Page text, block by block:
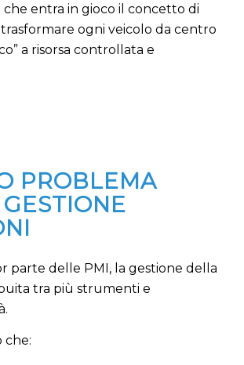
entra in gioco il concetto di
trasformare ogni veicolo da centro
a risorsa controllata e
PROBLEMA
parte delle PMI, la gestione della
tra più strumenti e
che: